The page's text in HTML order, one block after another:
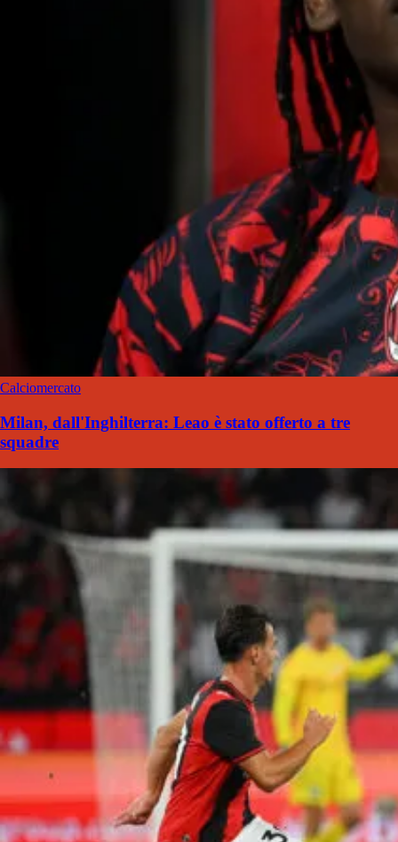
Calciomercato
Milan, dall'Inghilterra: Leao è stato offerto a tre
squadre